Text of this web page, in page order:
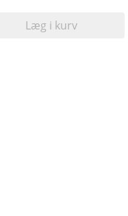
Læg i kurv